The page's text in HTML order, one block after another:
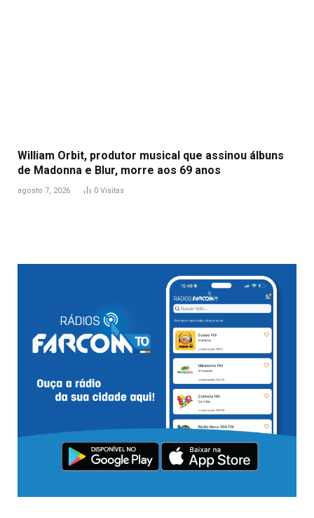
William Orbit, produtor musical que assinou álbuns
de Madonna e Blur, morre aos 69 anos
agosto 7, 2026 0 Visitas